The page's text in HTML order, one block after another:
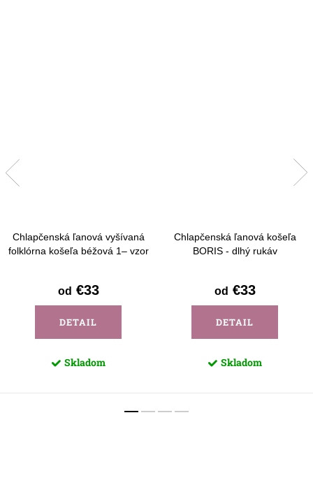
Chlapčenská ľanová vyšívaná
folklórna košeľa béžová 1– vzor
od €33
DETAIL
Skladom
Chlapčenská ľanová košeľa
BORIS - dlhý rukáv
od €33
DETAIL
Skladom